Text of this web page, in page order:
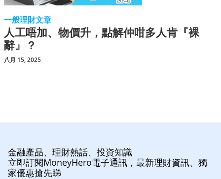
一般理財文章
人工唔加、物價升，點解仲咁多人肯『裸
辭』？
八月 15, 2025
金融產品、理財熱話、投資知識
立即訂閱MoneyHero電子通訊，最新理財資訊、獨
家優惠搶先睇